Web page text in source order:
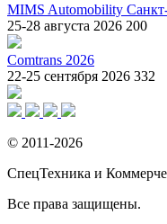
MIMS Automobility
25-28 августа 2026 200
Comtrans 2026
22-25 сентября 2026 332
© 2011-2026
СпецТехника и
Все права защищены.